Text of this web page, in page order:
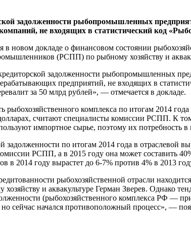
задолженности рыбопромышленных
не входящих в статистический код
в новом докладе о финансовом состоянии
(РСПП) по рыбному хозяйству и
задолженности рыбопромышленных
предприятий, не входящих в
за 50 млрд рублей», — отмечается в докладе.
рыбохозяйственного комплекса по итогам 2014
считают специалисты комиссии РСПП. К
импортное сырье, поэтому их потребность
задолженности по итогам 2014 года в отраслевой
РСПП, а в 2015 году она может составить
в 2014 году вырастет до 6-7% против 4% в 2013
рыбохозяйственной отрасли
и аквакультуре Герман Зверев. Однако
(рыбохозяйственного комплекса РФ —
сейчас начался противоположный процесс», —